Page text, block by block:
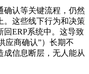
确认等关键流程，仍然
。这些线下行为和决策
回ERP系统中。这导致
应商确认”）长期不
成信息断层，无人能从